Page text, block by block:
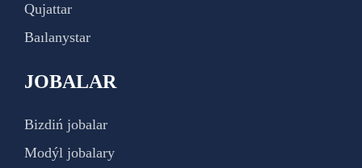
Qujattar
Baılanystar
JOBALAR
Bizdiń jobalar
Modýl jobalary